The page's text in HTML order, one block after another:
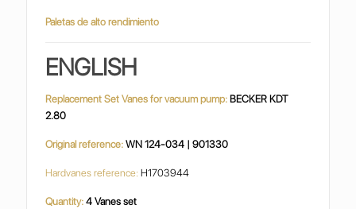
Paletas de alto rendimiento
ENGLISH
Replacement Set Vanes for vacuum pump: BECKER KDT
2.80
Original reference:WN 124-034 | 901330
Hardvanes reference: H1703944
Quantity: 4 Vanes set